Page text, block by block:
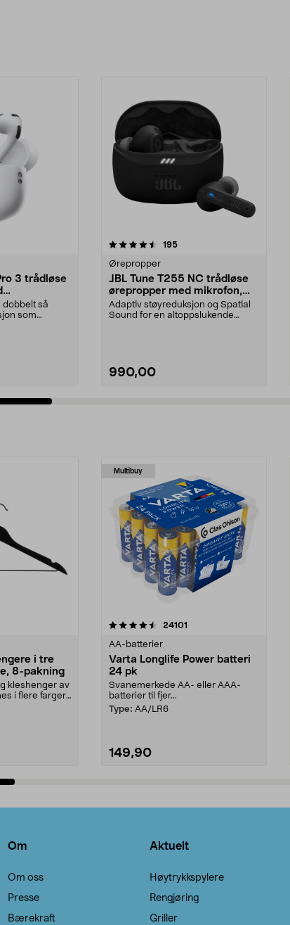
3 trådløse
dobbelt så
som
195anmeldelser
Ørepropper
JBL Tune T255 NC trådløse
ørepropper med mikrofon,
svart
Adaptiv støyreduksjon og Spatial
Sound for en altoppslukende
990,00
4.5 av 5 stjerner
i tre
8-pakning
kleshenger av
i flere farger.
Multibuy
24101
AA-batterier
Varta Longlife Power batteri
24 pk
Svanemerkede AA- eller AAA-
batterier til fjer...
Type: AA/LR6
149,90
4.5av 5 stjerner
Om
Om oss
Presse
Bærekraft
Aktuelt
Høytrykkspylere
Rengjøring
Griller